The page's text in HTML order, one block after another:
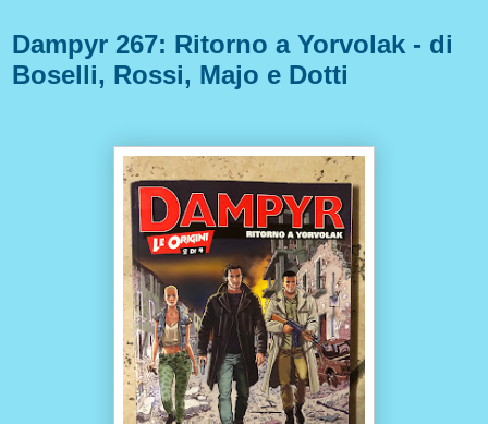
Dampyr 267: Ritorno a Yorvolak - di
Boselli, Rossi, Majo e Dotti